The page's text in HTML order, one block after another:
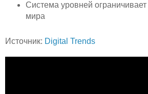
Система уровней
мира
Источник: Digital Trends